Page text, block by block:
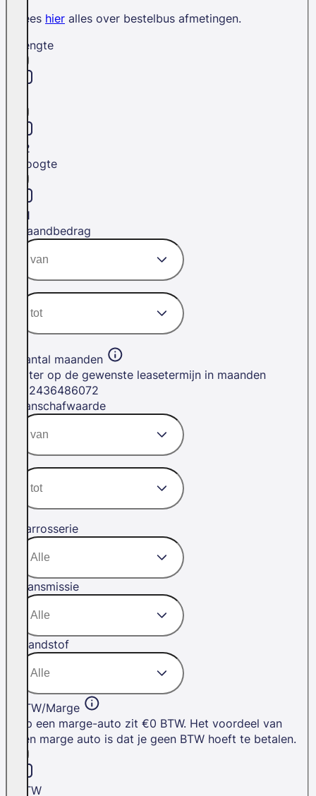
Lees hier alles over bestelbus afmetingen.
Lengte
L2
Hoogte
H1
Maandbedrag
Aantal maanden
Filter op de gewenste leasetermijn in maanden
2436486072
Aanschafwaarde
Carrosserie
Transmissie
Brandstof
BTW/Marge
Op een marge-auto zit €0 BTW. Het voordeel van
een marge auto is dat je geen BTW hoeft te betalen.
BTW